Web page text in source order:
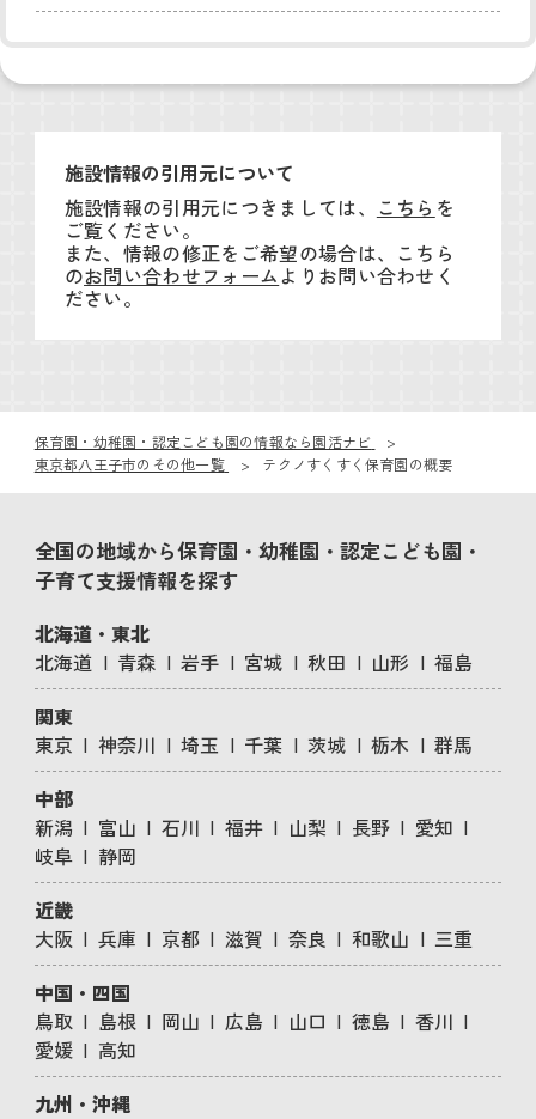
施設情報の引用元について
施設情報の引用元につきましては、 こちら を
ご覧ください。
また、情報の修正をご希望の場合は、こちら
のお問い合わせフォームよりお問い合わせく
ださい。
保育園・幼稚園・認定こども園の情報なら園活ナビ
東京都八王子市のその他一覧
テクノすくすく保育園の概要
全国の地域から保育園・幼稚園・認定こども園・
子育て支援情報を探す
北海道・東北
北海道
青森 岩手 宮城 秋田 山形
福島
関東
東京
神奈川 埼玉 千葉 茨城 栃木
群馬
中部
新潟
富山 石川 福井 山梨 長野
愛知
岐阜
静岡
近畿
大阪
兵庫 京都 滋賀 奈良 和歌山
三重
中国・四国
鳥取
島根 岡山 広島 山口 徳島
香川
愛媛
高知
九州・沖縄